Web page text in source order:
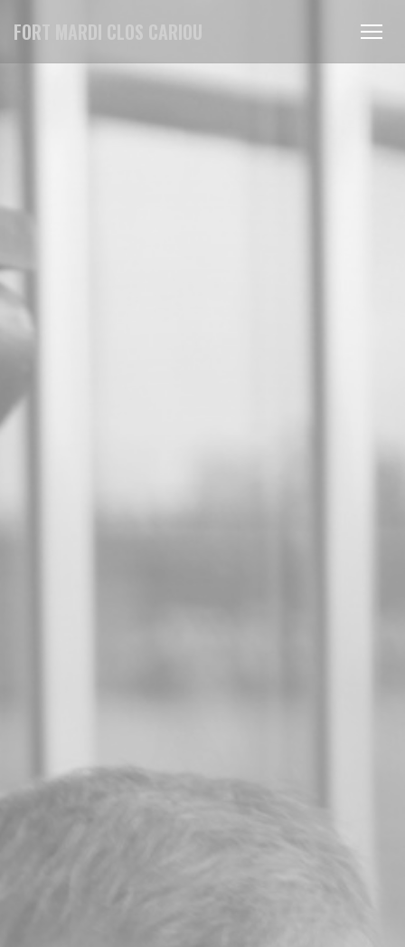
FORT MARDI CLOS CARIOU